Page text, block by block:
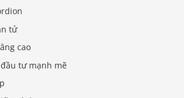
tử
cao
tư mạnh mẽ